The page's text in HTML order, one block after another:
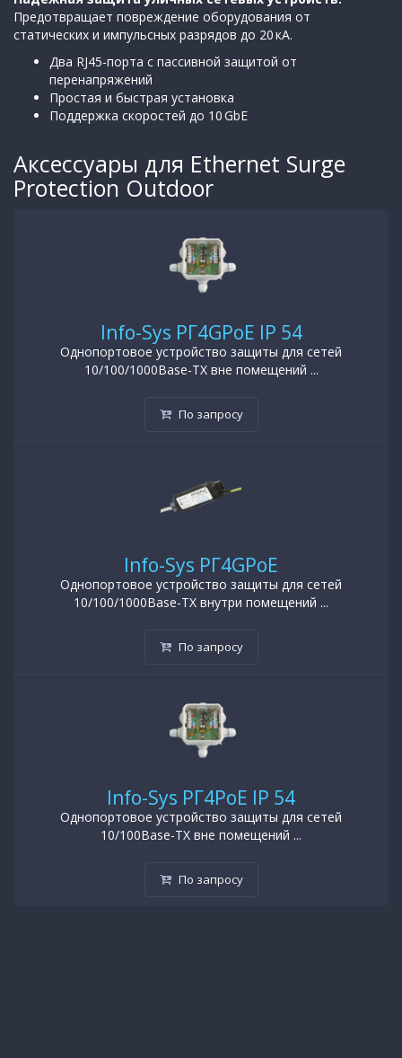
Предотвращает повреждение оборудования от
статических и импульсных разрядов до 20 кА.
Два RJ45-порта с пассивной защитой от
перенапряжений
Простая и быстрая установка
Поддержка скоростей до 10 GbE
Аксессуары для Ethernet Surge
Protection Outdoor
Info-Sys РГ4GPoE IP 54
Однопортовое устройство защиты для сетей
10/100/1000Base-TX вне помещений ...
По запросу
Info-Sys РГ4GPoE
Однопортовое устройство защиты для сетей
10/100/1000Base-TX внутри помещений ...
По запросу
Info-Sys РГ4PoE IP 54
Однопортовое устройство защиты для сетей
10/100Base-TX вне помещений ...
По запросу